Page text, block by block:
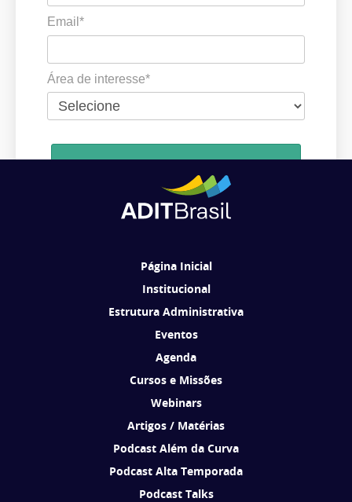
Email*
Área de interesse*
Ao se cadastrar, você concorda em receber comunicações da ADIT
Página Inicial
Institucional
Estrutura Administrativa
Eventos
Agenda
Cursos e Missões
Webinars
Artigos / Matérias
Podcast Além da Curva
Podcast Alta Temporada
Podcast Talks